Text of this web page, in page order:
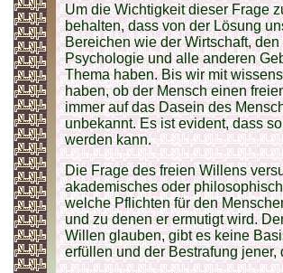
Um die Wichtigkeit dieser Frage
behalten, dass von der Lösung
Bereichen wie der Wirtschaft,
Psychologie und alle anderen
Thema haben. Bis wir mit
haben, ob der Mensch einen
immer auf das Dasein des
unbekannt. Es ist evident, dass
werden kann.
Die Frage des freien Willens
akademisches oder
welche Pflichten für den
und zu denen er ermutigt wird.
Willen glauben, gibt es keine
erfüllen und der Bestrafung jener,